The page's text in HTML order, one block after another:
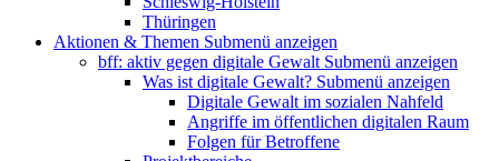
Thüringen
Aktionen & Themen Submenü anzeigen
bff: aktiv gegen digitale Gewalt Submenü anzeigen
Was ist digitale Gewalt? Submenü anzeigen
Digitale Gewalt im sozialen Nahfeld
Angriffe im öffentlichen digitalen Raum
Folgen für Betroffene